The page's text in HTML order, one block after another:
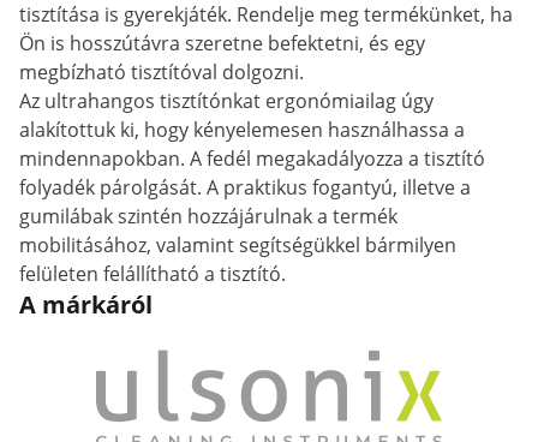
tisztítása is gyerekjáték. Rendelje meg termékünket, ha
Ön is hosszútávra szeretne befektetni, és egy
megbízható tisztítóval dolgozni.
Az ultrahangos tisztítónkat ergonómiailag úgy
alakítottuk ki, hogy kényelemesen használhassa a
mindennapokban. A fedél megakadályozza a tisztító
folyadék párolgását. A praktikus fogantyú, illetve a
gumilábak szintén hozzájárulnak a termék
mobilitásához, valamint segítségükkel bármilyen
felületen felállítható a tisztító.
A márkáról